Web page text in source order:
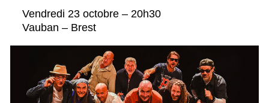
Vendredi 23 octobre – 20h30
Vauban – Brest